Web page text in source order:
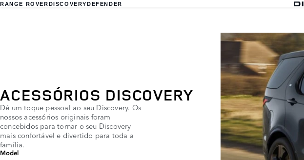
RANGE ROVERDISCOVERYDEFENDER
ACESSÓRIOS DISCOVERY
Dê um toque pessoal ao seu Discovery. Os
nossos acessórios originais foram
concebidos para tornar o seu Discovery
mais confortável e divertido para toda a
família.
Model